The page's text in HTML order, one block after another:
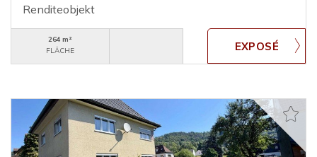
Renditeobjekt
264 m²
FLÄCHE